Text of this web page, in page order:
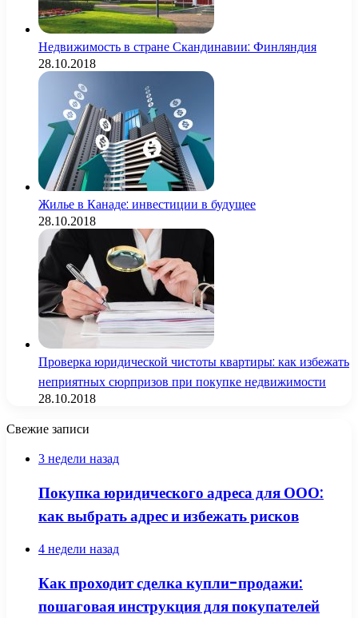
Недвижимость в стране Скандинавии: Финляндия
28.10.2018
Жилье в Канаде: инвестиции в будущее
28.10.2018
Проверка юридической чистоты квартиры: как избежать
неприятных сюрпризов при покупке недвижимости
28.10.2018
Свежие записи
3 недели назад
Покупка юридического адреса для ООО:
как выбрать адрес и избежать рисков
4 недели назад
Как проходит сделка купли-продажи:
пошаговая инструкция для покупателей